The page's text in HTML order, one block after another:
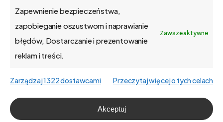
Zapewnienie bezpieczeństwa,
zapobieganie oszustwom i naprawianie
błędów, Dostarczanie i prezentowanie
reklam i treści.
Zawsze aktywne
Zarządzaj 1322 dostawcami Przeczytaj więcej o tych celach
Akceptuj
O firmie
Praca
Polityka plików cookies (EU)